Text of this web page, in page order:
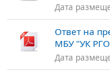
Дата
Ответ на
МБУ "УК
Дата